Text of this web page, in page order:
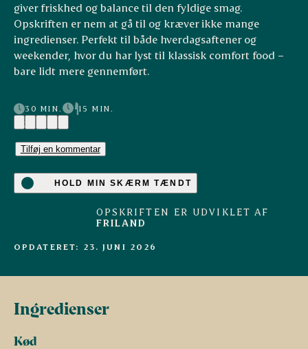
giver friskhed og balance til den fyldige smag.
Opskriften er nem at gå til og kræver ikke mange
ingredienser. Perfekt til både hverdagsaftener og
weekender, hvor du har lyst til klassisk comfort food –
bare lidt mere gennemført.
30 MIN.
15 MIN.
(2)
Tilføj en kommentar
HOLD MIN SKÆRM TÆNDT
OPSKRIFTEN ER UDVIKLET AF
FRILAND
OPDATERET: 23. JUNI 2026
Ingredienser
Kød